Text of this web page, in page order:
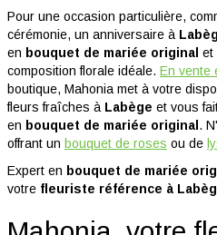
Pour une occasion particulière,
cérémonie, un anniversaire à
en bouquet de mariée original et
composition florale idéale. En vente
boutique, Mahonia met à votre
fleurs fraîches àLabège et vous
en bouquet de mariée original .
offrant un bouquet de roses ou de
Expert en bouquet de mariée
votre fleuriste référence à